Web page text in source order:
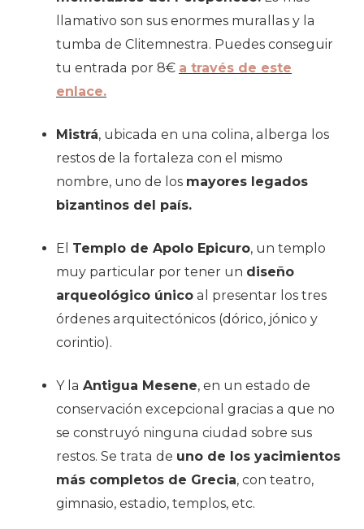
llamativo son sus enormes murallas y la
tumba de Clitemnestra. Puedes conseguir
tu entrada por 8€ a través de este
enlace.
Mistrá, ubicada en una colina, alberga los
restos de la fortaleza con el mismo
nombre, uno de los mayores legados
bizantinos del país.
El Templo de Apolo Epicuro, un templo
muy particular por tener un diseño
arqueológico único al presentar los tres
órdenes arquitectónicos (dórico, jónico y
corintio).
Y la Antigua Mesene, en un estado de
conservación excepcional gracias a que no
se construyó ninguna ciudad sobre sus
restos. Se trata de uno de los yacimientos
más completos de Grecia, con teatro,
gimnasio, estadio, templos, etc.